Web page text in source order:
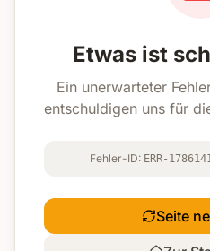
Etwas ist
Ein unerwarteter
entschuldigen uns für
Fehler-ID: ERR-
Seite